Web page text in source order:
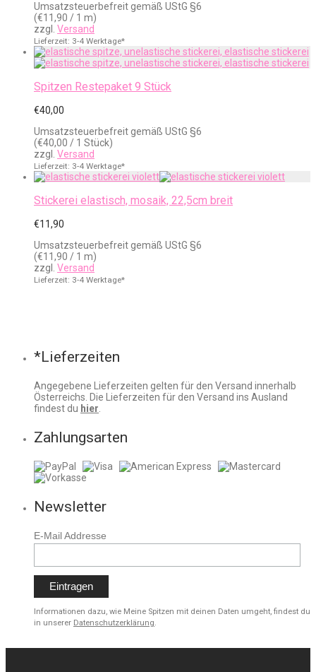
Umsatzsteuerbefreit gemäß UStG §6
(€11,90 / 1 m)
zzgl. Versand
Lieferzeit: 3-4 Werktage*
Spitzen Restepaket 9 Stück
€40,00
Umsatzsteuerbefreit gemäß UStG §6
(€40,00 / 1 Stück)
zzgl. Versand
Lieferzeit: 3-4 Werktage*
Stickerei elastisch, mosaik, 22,5cm breit
€11,90
Umsatzsteuerbefreit gemäß UStG §6
(€11,90 / 1 m)
zzgl. Versand
Lieferzeit: 3-4 Werktage*
*Lieferzeiten
Angegebene Lieferzeiten gelten für den Versand innerhalb
Österreichs. Die Lieferzeiten für den Versand ins Ausland
findest du hier.
Zahlungsarten
Newsletter
E-Mail Addresse
Informationen dazu, wie Meine Spitzen mit deinen Daten umgeht, findest du
in unserer Datenschutzerklärung.